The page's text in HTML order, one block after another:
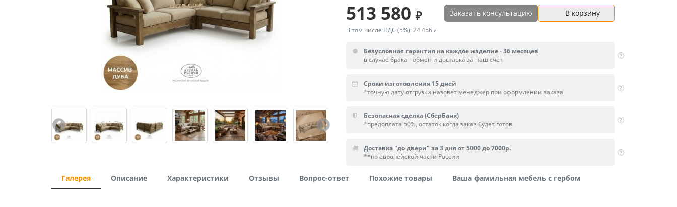
513 580 Заказать консультацию В корзину
В том числе НДС (5%): 24 456
Безусловная гарантия на каждое изделие - 36 месяцев
в случае брака - обмен и доставка за наш счет
Сроки изготовления 15 дней
*точную дату отгрузки назовет менеджер при оформлении заказа
Безопасная сделка (СберБанк)
*предоплата 50%, остаток когда заказ будет готов
Доставка "до двери" за 3 дня от 5000 до 7000р.
**по европейской части России
Галерея Описание Характеристики Отзывы Вопрос-ответ Похожие товары Ваша фамильная мебель с гербом